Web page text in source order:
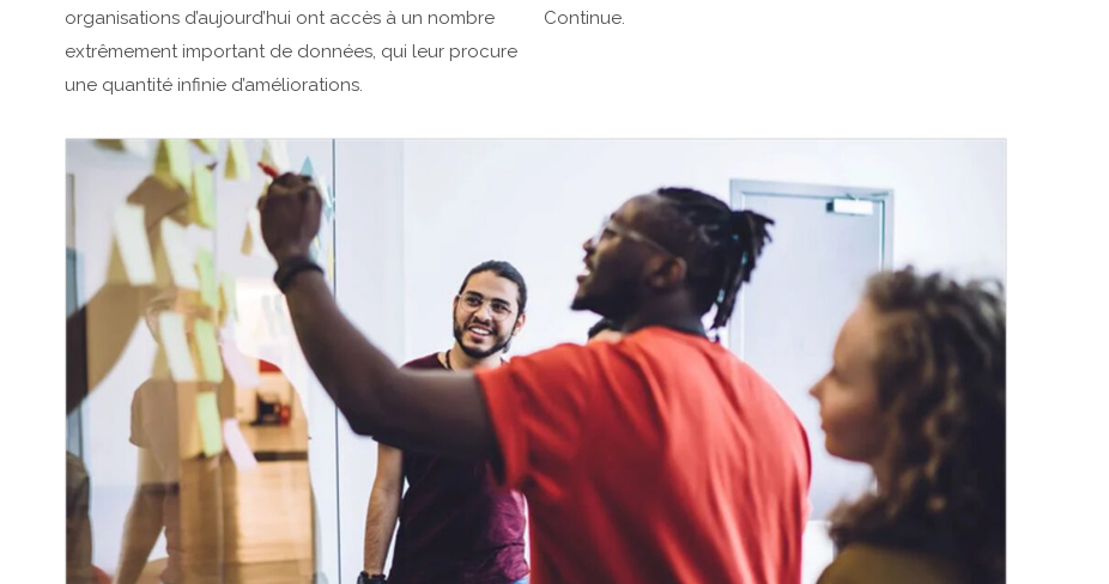
organisations d’aujourd’hui ont accès à un nombre
extrêmement important de données, qui leur procure
une quantité infinie d’améliorations.
Continue.